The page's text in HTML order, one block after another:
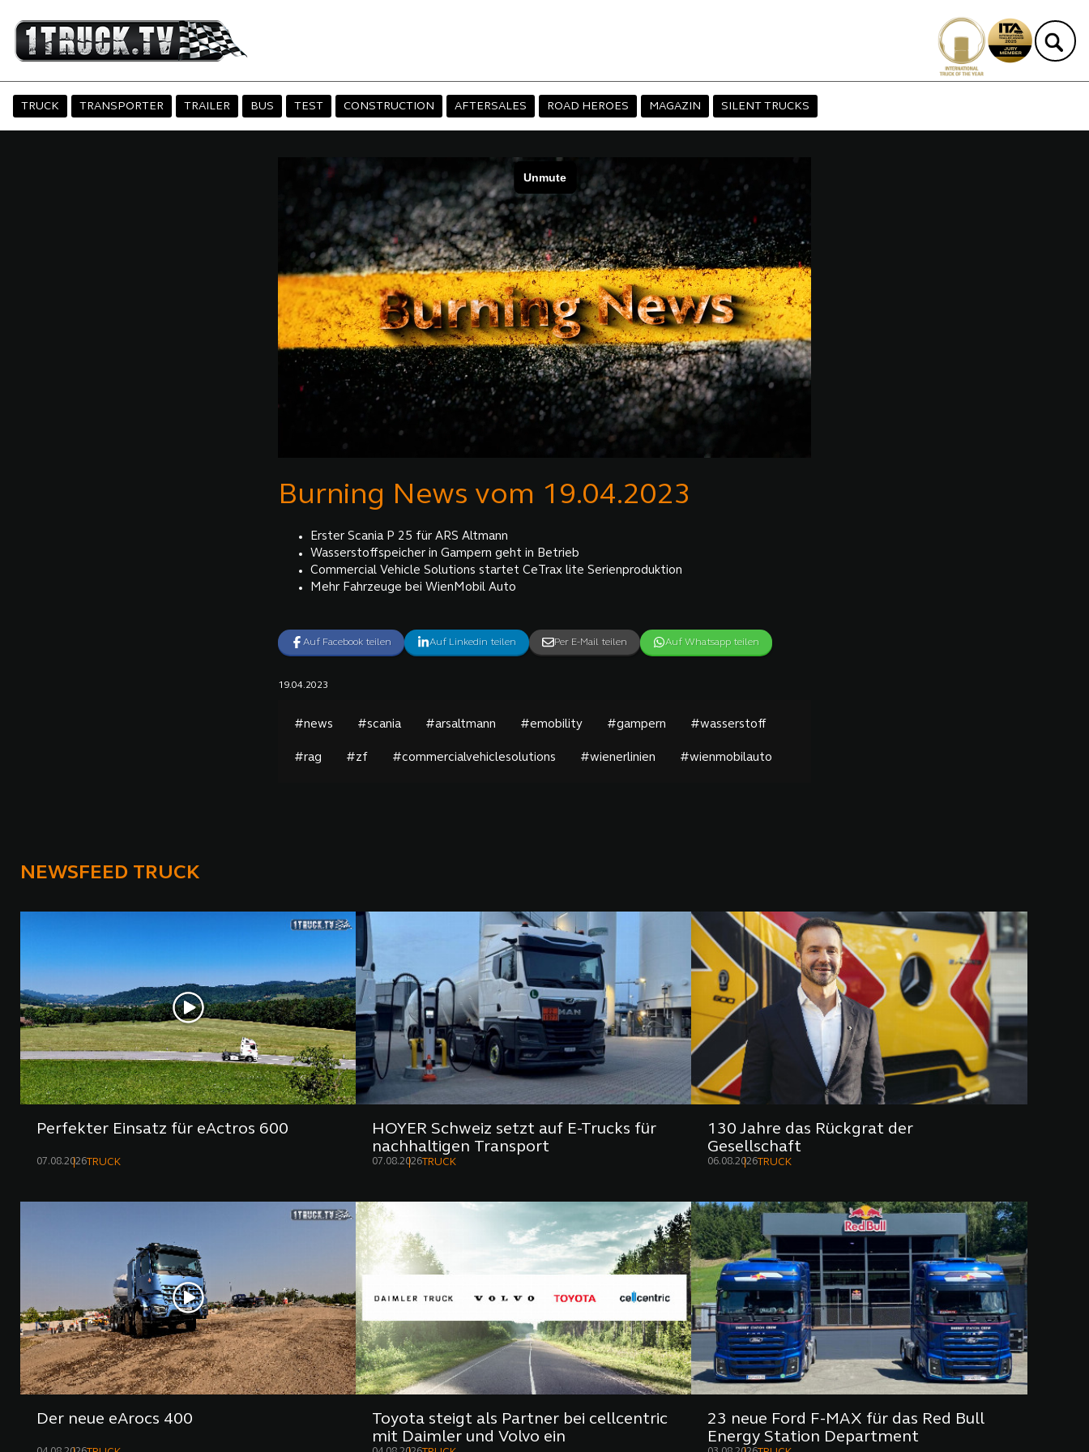
TRUCK TRANSPORTER TRAILER BUS TEST CONSTRUCTION AFTERSALES ROAD HEROES MAGAZIN SILENT TRUCKS
Burning News vom 19.04.2023
Erster Scania P 25 für ARS Altmann
Wasserstoffspeicher in Gampern geht in Betrieb
Commercial Vehicle Solutions startet CeTrax lite Serienproduktion
Mehr Fahrzeuge bei WienMobil Auto
Auf Facebook teilen Auf Linkedin teilen Per E-Mail teilen Auf Whatsapp teilen
19.04.2023
#news #scania #arsaltmann #emobility #gampern #wasserstoff
#rag #zf #commercialvehiclesolutions #wienerlinien #wienmobilauto
NEWSFEED TRUCK
Perfekter Einsatz für eActros 600
07.08.2026 TRUCK
HOYER Schweiz setzt auf E-Trucks für
nachhaltigen Transport
07.08.2026 TRUCK
130 Jahre das Rückgrat der
Gesellschaft
06.08.2026 TRUCK
Der neue eArocs 400
Toyota steigt als Partner bei cellcentric
mit Daimler und Volvo ein
23 neue Ford F-MAX für das Red Bull
Energy Station Department